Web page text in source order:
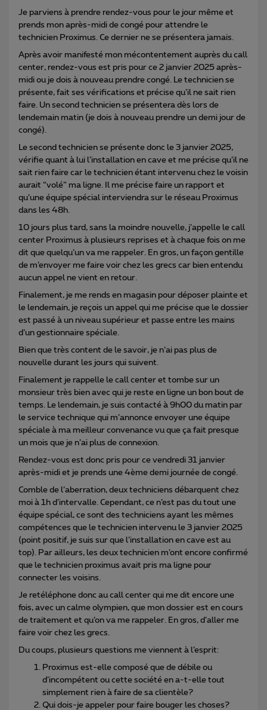
Je parviens à prendre rendez-vous pour le jour même et
prends mon après-midi de congé pour attendre le
technicien Proximus. Ce dernier ne se présentera jamais.
Après avoir manifesté mon mécontentement auprès du call
center, rendez-vous est pris pour ce 2 janvier 2025 après-
midi ou je dois à nouveau prendre congé. Le technicien se
présente, fait ses vérifications et précise qu’il ne sait rien
faire. Un second technicien se présentera dès lors de
lendemain matin (je dois à nouveau prendre un demi jour de
congé).
Le second technicien se présente donc le 3 janvier 2025,
vérifie quant à lui l’installation en cave et me précise qu’il ne
sait rien faire car le technicien étant intervenu chez le voisin
aurait “volé” ma ligne. Il me précise faire un rapport et
qu’une équipe spécial interviendra sur le réseau Proximus
dans les 48h.
10 jours plus tard, sans la moindre nouvelle, j’appelle le call
center Proximus à plusieurs reprises et à chaque fois on me
dit que quelqu’un va me rappeler. En gros, un façon gentille
de m’envoyer me faire voir chez les grecs car bien entendu
aucun appel ne vient en retour.
Finalement, je me rends en magasin pour déposer plainte et
le lendemain, je reçois un appel qui me précise que le dossier
est passé à un niveau supérieur et passe entre les mains
d’un gestionnaire spéciale.
Bien que très content de le savoir, je n’ai pas plus de
nouvelle durant les jours qui suivent.
Finalement je rappelle le call center et tombe sur un
monsieur très bien avec qui je reste en ligne un bon bout de
temps. Le lendemain, je suis contacté à 9h00 du matin par
le service technique qui m’annonce envoyer une équipe
spéciale à ma meilleur convenance vu que ça fait presque
un mois que je n’ai plus de connexion.
Rendez-vous est donc pris pour ce vendredi 31 janvier
après-midi et je prends une 4ème demi journée de congé.
Comble de l’aberration, deux techniciens débarquent chez
moi à 1h d’intervalle. Cependant, ce n’est pas du tout une
équipe spécial, ce sont des techniciens ayant les mêmes
compétences que le technicien intervenu le 3 janvier 2025
(point positif, je suis sur que l’installation en cave est au
top). Par ailleurs, les deux technicien m’ont encore confirmé
que le technicien proximus avait pris ma ligne pour
connecter les voisins.
Je retéléphone donc au call center qui me dit encore une
fois, avec un calme olympien, que mon dossier est en cours
de traitement et qu’on va me rappeler. En gros, d’aller me
faire voir chez les grecs.
Du coups, plusieurs questions me viennent à l’esprit:
Proximus est-elle composé que de débile ou
d’incompétent ou cette société en a-t-elle tout
simplement rien à faire de sa clientèle?
Qui dois-je appeler pour faire bouger les choses?